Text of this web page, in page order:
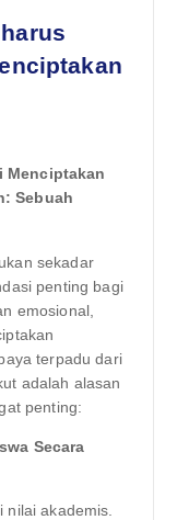
Menciptakan
Sebuah
sekadar
penting bagi
emosional,
terpadu dari
adalah alasan
penting:
Secara
akademis.